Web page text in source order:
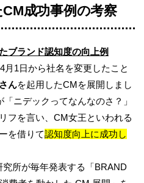
成功事例の考察
ブランド認知度の向上例
月1日から社名を変更したこと
んを起用したCMを展開しまし
ニデックってなんなのさ？」
フを言い、CM女王といわれる
を借りて認知度向上に成功し
所が毎年発表する「BRAND